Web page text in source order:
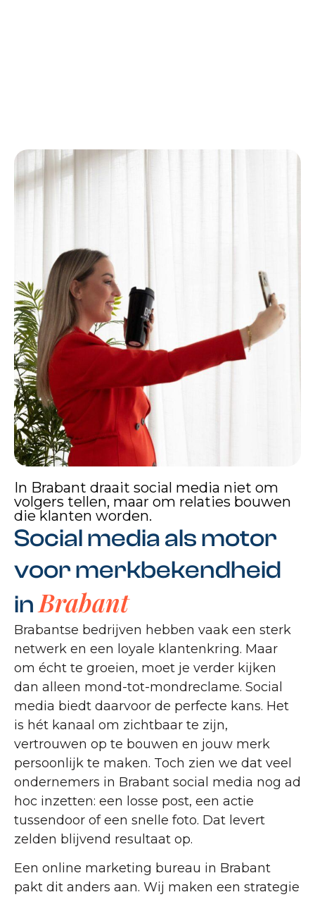
In Brabant draait social media niet om
volgers tellen, maar om relaties bouwen
die klanten worden.
Social media als motor
voor merkbekendheid
inBrabant
Brabantse bedrijven hebben vaak een sterk
netwerk en een loyale klantenkring. Maar
om écht te groeien, moet je verder kijken
dan alleen mond-tot-mondreclame. Social
media biedt daarvoor de perfecte kans. Het
is hét kanaal om zichtbaar te zijn,
vertrouwen op te bouwen en jouw merk
persoonlijk te maken. Toch zien we dat veel
ondernemers in Brabant social media nog ad
hoc inzetten: een losse post, een actie
tussendoor of een snelle foto. Dat levert
zelden blijvend resultaat op.
Een online marketing bureau in Brabant
pakt dit anders aan. Wij maken een strategie